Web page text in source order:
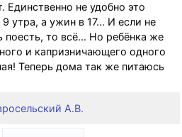
Единственно не удобно это
утра, а ужин в 17... И если не
поесть, то всё... Но ребёнка же
и капризничающего одного
Теперь дома так же питаюсь
А.В.